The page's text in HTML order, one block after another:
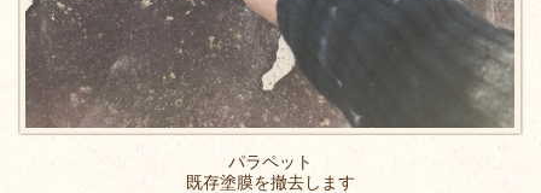
パラペット
既存塗膜を撤去します